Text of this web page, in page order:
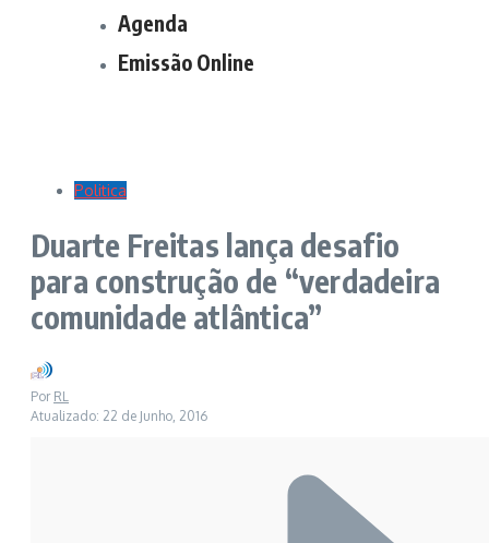
Agenda
Emissão Online
Politica
Duarte Freitas lança desafio
para construção de “verdadeira
comunidade atlântica”
Por RL
Atualizado: 22 de Junho, 2016